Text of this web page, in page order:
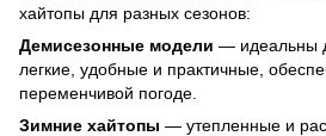
хайтопы для разных сезонов:
Демисезонные модели — идеальны
легкие, удобные и практичные,
переменчивой погоде.
Зимние хайтопы — утепленные и